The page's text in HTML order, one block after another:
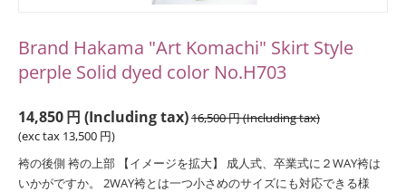
Brand Hakama "Art Komachi" Skirt Style
perple Solid dyed color No.H703
14,850円 (Including tax)16,500円(Including tax)
(exc tax 13,500 円)
袴の後側 袴の上部 【イメージを拡大】 成人式、卒業式に２WAY袴は
いかがですか。 2WAY袴とは一つ小さめのサイズにも対応できる様